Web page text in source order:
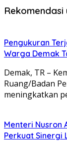
Rekomendasi
Pengukuran
Warga Demak
Demak, TR –
Ruang/Badan
meningkatkan
Menteri Nusron
Perkuat Sinergi